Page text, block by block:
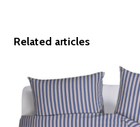
Related articles